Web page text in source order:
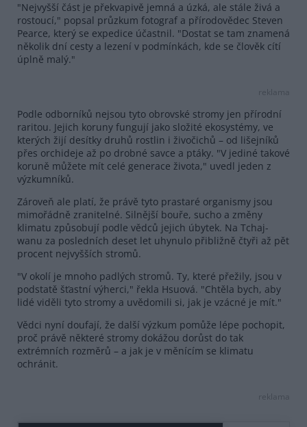
"Nejvyšší část je překvapivě jemná a úzká, ale stále živá a
rostoucí," popsal průzkum fotograf a přírodovědec Steven
Pearce, který se expedice účastnil. "Dostat se tam znamená
několik dní cesty a lezení v podmínkách, kde se člověk cítí
úplně malý."
reklama
Podle odborníků nejsou tyto obrovské stromy jen přírodní
raritou. Jejich koruny fungují jako složité ekosystémy, ve
kterých žijí desítky druhů rostlin i živočichů – od lišejníků
přes orchideje až po drobné savce a ptáky. "V jediné takové
koruně můžete mít celé generace života," uvedl jeden z
výzkumníků.
Zároveň ale platí, že právě tyto prastaré organismy jsou
mimořádně zranitelné. Silnější bouře, sucho a změny
klimatu způsobují podle vědců jejich úbytek. Na Tchaj-
wanu za posledních deset let uhynulo přibližně čtyři až pět
procent nejvyšších stromů.
"V okolí je mnoho padlých stromů. Ty, které přežily, jsou v
podstatě šťastní výherci," řekla Hsuová. "Chtěla bych, aby
lidé viděli tyto stromy a uvědomili si, jak je vzácné je mít."
Vědci nyní doufají, že další výzkum pomůže lépe pochopit,
proč právě některé stromy dokážou dorůst do tak
extrémních rozměrů – a jak je v měnícím se klimatu
ochránit.
reklama